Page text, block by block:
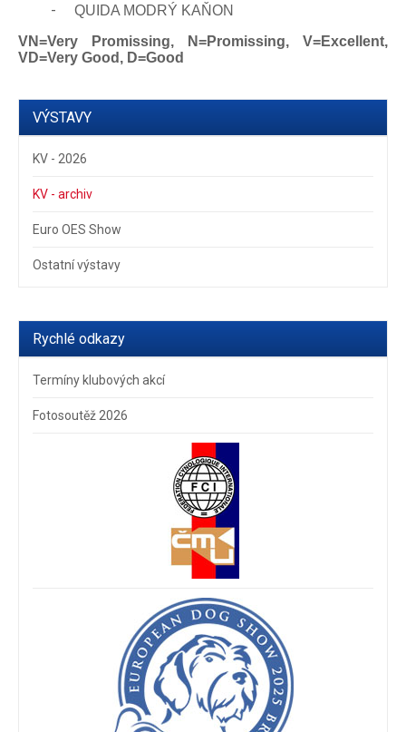
VÝSTAVY
KV - 2026
KV - archiv
Euro OES Show
Ostatní výstavy
Rychlé odkazy
Termíny klubových akcí
Fotosoutěž 2026
-
QUIDA MODRÝ KAŇON
VN=Very Promissing, N=Promissing, V=Excellent,
VD=Very Good, D=Good